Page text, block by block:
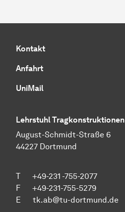
Kontakt
Anfahrt
UniMail
Lehrstuhl Tragkonstruktionen
August-Schmidt-Straße 6
44227 Dortmund
T +49-231 -755-2077
F +49-231-755-5279
E tk.ab@tu-dortmund.de